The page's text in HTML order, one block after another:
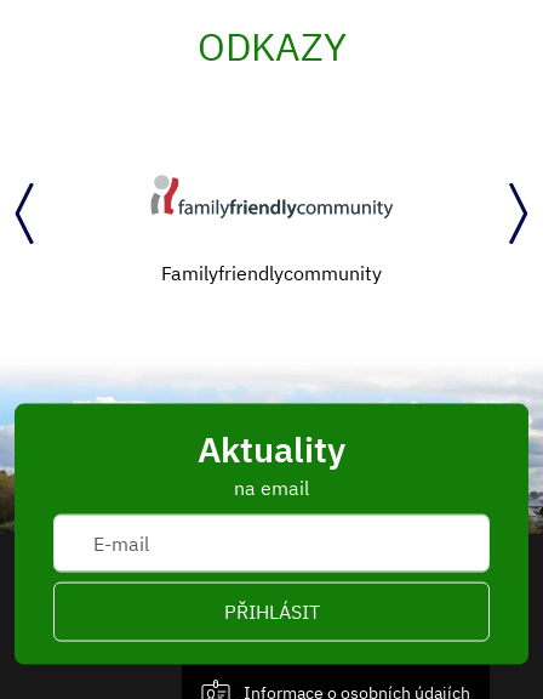
ODKAZY
Familyfriendlycommunity
Aktuality
na email
PŘIHLÁSIT
Informace o osobních údajích